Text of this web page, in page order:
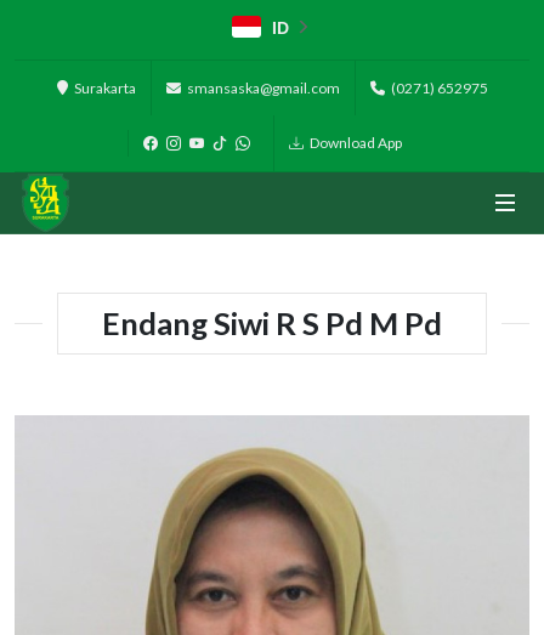
ID
Surakarta smansaska@gmail.com (0271) 652975
Download App
Endang Siwi R S Pd M Pd